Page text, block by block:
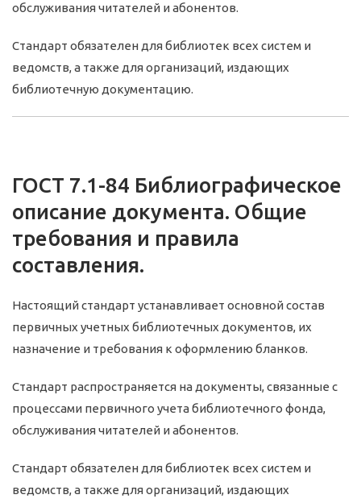
обслуживания читателей и абонентов.
Стандарт обязателен для библиотек всех систем и
ведомств, а также для организаций, издающих
библиотечную документацию.
ГОСТ 7.1-84 Библиографическое
описание документа. Общие
требования и правила
составления.
Настоящий стандарт устанавливает основной состав
первичных учетных библиотечных документов, их
назначение и требования к оформлению бланков.
Стандарт распространяется на документы, связанные с
процессами первичного учета библиотечного фонда,
обслуживания читателей и абонентов.
Стандарт обязателен для библиотек всех систем и
ведомств, а также для организаций, издающих